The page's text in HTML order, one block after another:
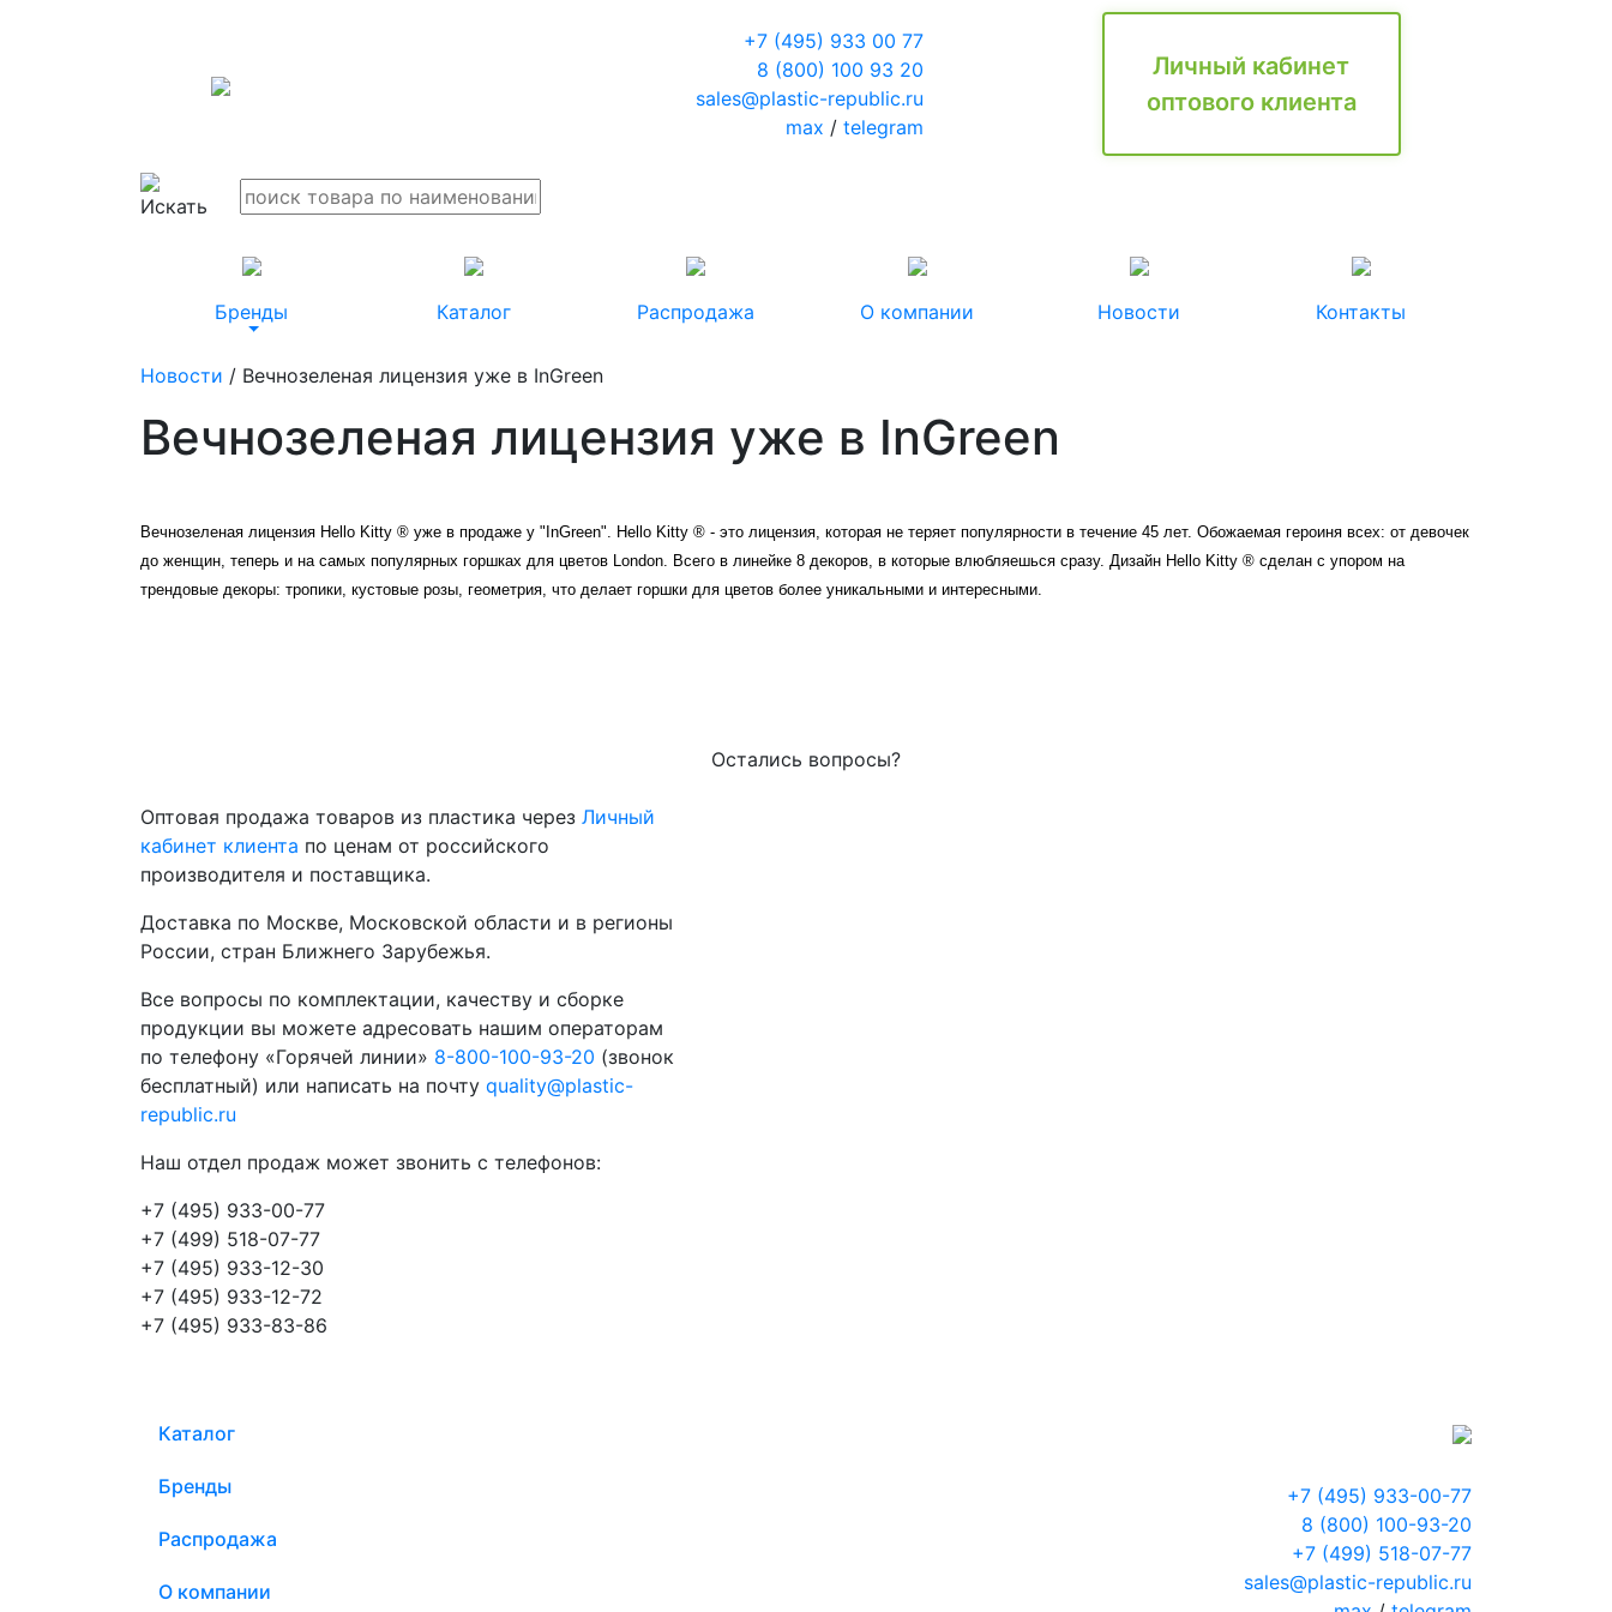
+7 (495) 933 00 77
8 (800) 100 93 20
sales@plastic-republic.ru
max / telegram
Личный кабинет
оптового клиента
Бренды Каталог Распродажа О компании Новости Контакты
Новости / Вечнозеленая лицензия уже в InGreen
Вечнозеленая лицензия уже в InGreen
Вечнозеленая лицензия Hello Kitty ® уже в продаже у "InGreen". Hello Kitty ® - это лицензия, которая не теряет популярности в течение 45 лет. Обожаемая героиня всех: от девочек
до женщин, теперь и на самых популярных горшках для цветов London.
Всего в линейке 8 декоров, в которые влюбляешься сразу. Дизайн Hello Kitty ® сделан с упором на
трендовые декоры: тропики, кустовые розы, геометрия, что делает горшки для цветов более уникальными и интересными.
Остались вопросы?
Оптовая продажа товаров из пластика через Личный
кабинет клиента по ценам от российского
производителя и поставщика.
Доставка по Москве, Московской области и в регионы
России, стран Ближнего Зарубежья.
Все вопросы по комплектации, качеству и сборке
продукции вы можете адресовать нашим операторам
по телефону «Горячей линии» 8-800-100-93-20 (звонок
бесплатный) или написать на почту quality@plastic-
republic.ru
Наш отдел продаж может звонить с телефонов:
+7 (495) 933-00-77
+7 (499) 518-07-77
+7 (495) 933-12-30
+7 (495) 933-12-72
+7 (495) 933-83-86
Каталог
Бренды
Распродажа
О компании
+7 (495) 933-00-77
8 (800) 100-93-20
+7 (499) 518-07-77
sales@plastic-republic.ru